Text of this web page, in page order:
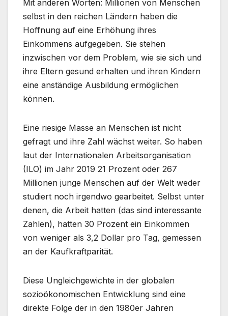
Mit anderen Worten: Millionen von Menschen
selbst in den reichen Ländern haben die
Hoffnung auf eine Erhöhung ihres
Einkommens aufgegeben. Sie stehen
inzwischen vor dem Problem, wie sie sich und
ihre Eltern gesund erhalten und ihren Kindern
eine anständige Ausbildung ermöglichen
können.
Eine riesige Masse an Menschen ist nicht
gefragt und ihre Zahl wächst weiter. So haben
laut der Internationalen Arbeitsorganisation
(ILO) im Jahr 2019 21 Prozent oder 267
Millionen junge Menschen auf der Welt weder
studiert noch irgendwo gearbeitet. Selbst unter
denen, die Arbeit hatten (das sind interessante
Zahlen), hatten 30 Prozent ein Einkommen
von weniger als 3,2 Dollar pro Tag, gemessen
an der Kaufkraftparität.
Diese Ungleichgewichte in der globalen
sozioökonomischen Entwicklung sind eine
direkte Folge der in den 1980er Jahren